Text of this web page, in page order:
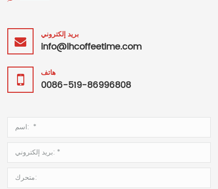
بريد إلكتروني
info@lhcoffeetime.com
هاتف
0086-519-86996808